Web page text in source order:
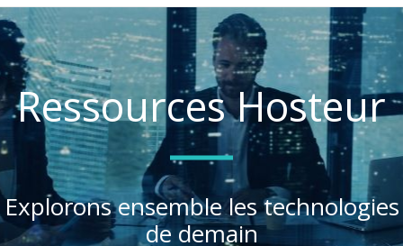
Ressources Hosteur
Explorons ensemble les technologies
de demain